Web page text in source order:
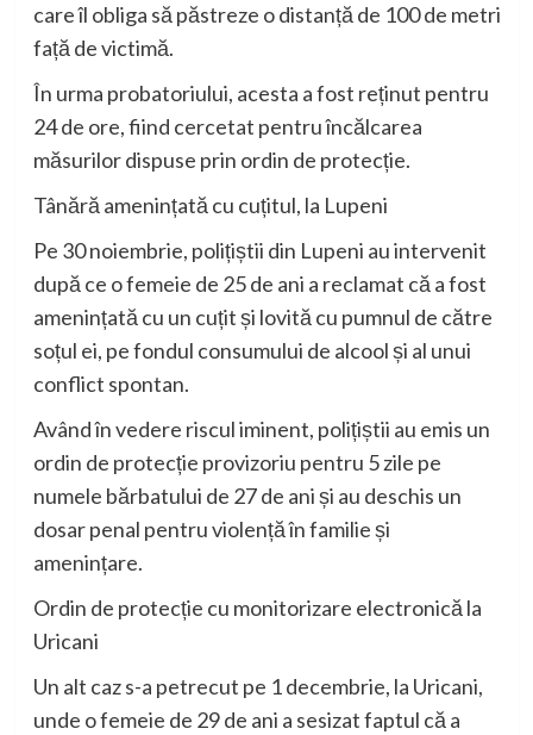
care îl obliga să păstreze o distanță de 100 de metri
față de victimă.
În urma probatoriului, acesta a fost reținut pentru
24 de ore, fiind cercetat pentru încălcarea
măsurilor dispuse prin ordin de protecție.
Tânără amenințată cu cuțitul, la Lupeni
Pe 30 noiembrie, polițiștii din Lupeni au intervenit
după ce o femeie de 25 de ani a reclamat că a fost
amenințată cu un cuțit și lovită cu pumnul de către
soțul ei, pe fondul consumului de alcool și al unui
conflict spontan.
Având în vedere riscul iminent, polițiștii au emis un
ordin de protecție provizoriu pentru 5 zile pe
numele bărbatului de 27 de ani și au deschis un
dosar penal pentru violență în familie și
amenințare.
Ordin de protecție cu monitorizare electronică la
Uricani
Un alt caz s-a petrecut pe 1 decembrie, la Uricani,
unde o femeie de 29 de ani a sesizat faptul că a